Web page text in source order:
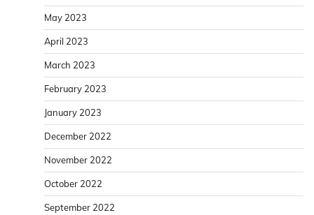
May 2023
April 2023
March 2023
February 2023
January 2023
December 2022
November 2022
October 2022
September 2022